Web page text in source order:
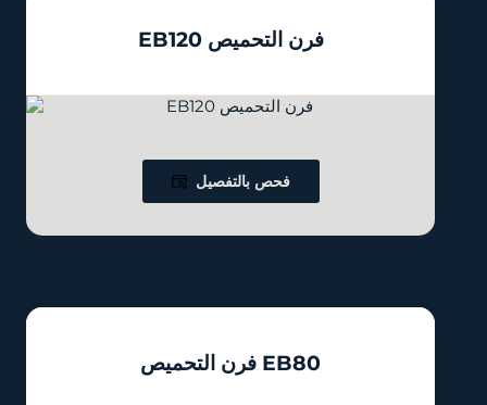
EB120 فرن التحميص
فحص بالتفصيل
فرن التحميص EB80